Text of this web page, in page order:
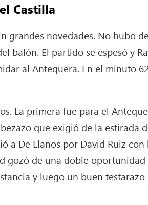
Castilla
grandes novedades. No hubo
balón. El partido se espesó y
al Antequera. En el minuto
La primera fue para el
que exigió de la estirada
a De Llanos por David Ruiz
gozó de una doble
y luego un buen testarazo